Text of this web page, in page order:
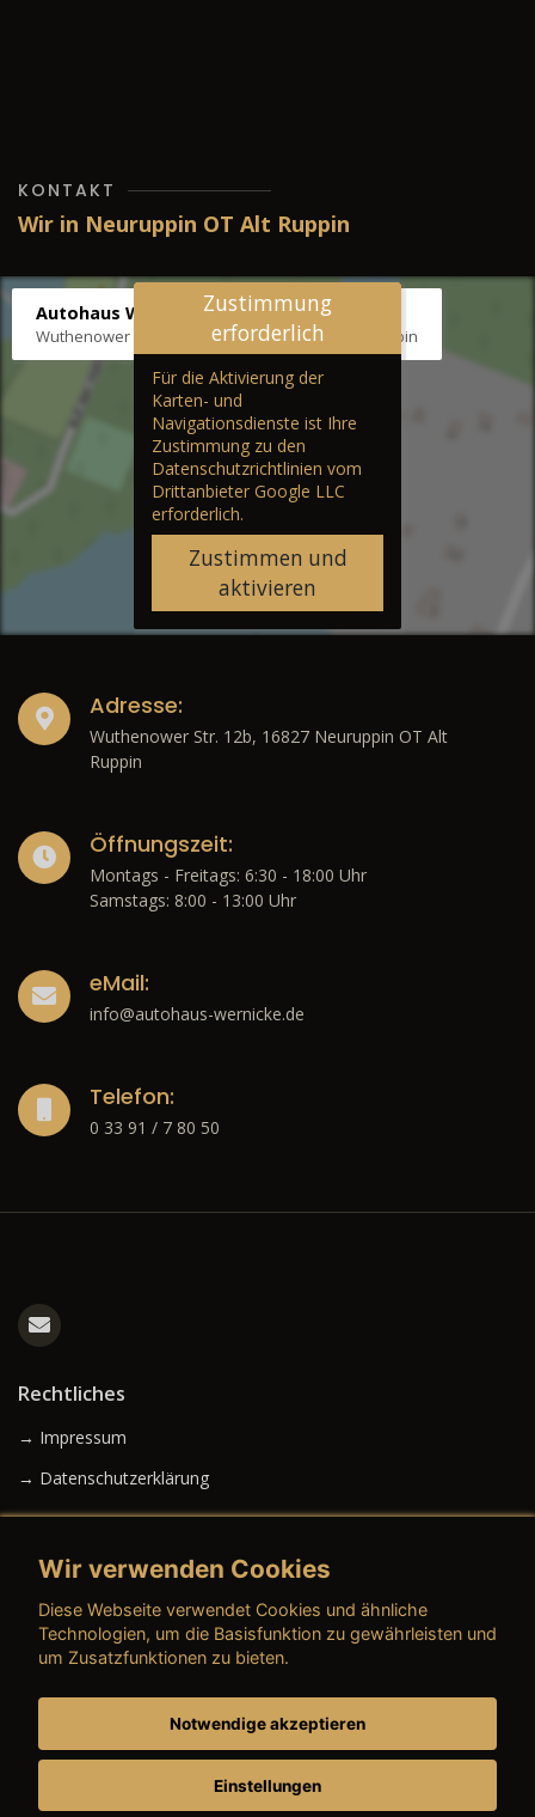
KONTAKT
Wir in Neuruppin OT Alt Ruppin
Autohaus Wernicke
Wuthenower Str. 12b, 16827 Neuruppin OT Alt Ruppin
Zustimmung
erforderlich
Für die Aktivierung der
Karten- und
Navigationsdienste ist Ihre
Zustimmung zu den
Datenschutzrichtlinien vom
Drittanbieter Google LLC
erforderlich.
Zustimmen und
aktivieren
Adresse:
Wuthenower Str. 12b, 16827 Neuruppin OT Alt
Ruppin
Öffnungszeit:
Montags - Freitags: 6:30 - 18:00 Uhr
Samstags: 8:00 - 13:00 Uhr
eMail:
info@autohaus-wernicke.de
Telefon:
0 33 91 / 7 80 50
Rechtliches
→ Impressum
→ Datenschutzerklärung
→ AGB (Gebrauchtwagen)
→ AGB (Teile & Zubehör)
→ AGB (Dienstleistungen)
Wir verwenden Cookies
Diese Webseite verwendet Cookies und ähnliche
Technologien, um die Basisfunktion zu gewährleisten und
um Zusatzfunktionen zu bieten.
Notwendige akzeptieren
Einstellungen